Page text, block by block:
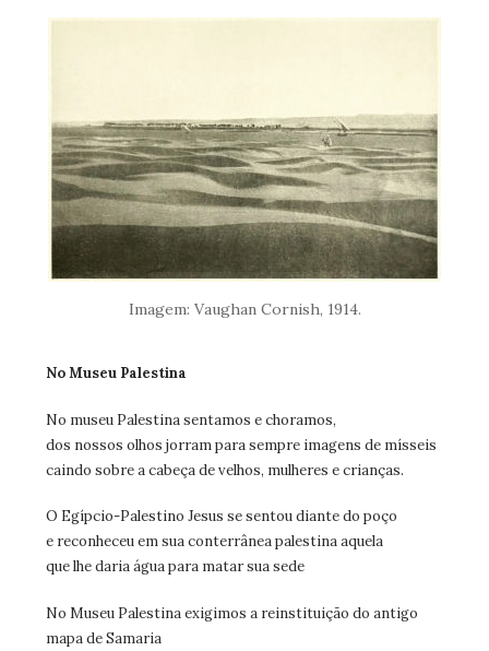
Imagem: Vaughan Cornish, 1914.
No Museu Palestina
No museu Palestina sentamos e choramos,
dos nossos olhos jorram para sempre imagens de mísseis
caindo sobre a cabeça de velhos, mulheres e crianças.
O Egípcio-Palestino Jesus se sentou diante do poço
e reconheceu em sua conterrânea palestina aquela
que lhe daria água para matar sua sede
No Museu Palestina exigimos a reinstituição do antigo
mapa de Samaria